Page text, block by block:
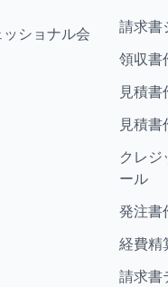
ショナル会
請求書
領収書
見積
見積
クレジ
ール
発注書
経費精
請求書